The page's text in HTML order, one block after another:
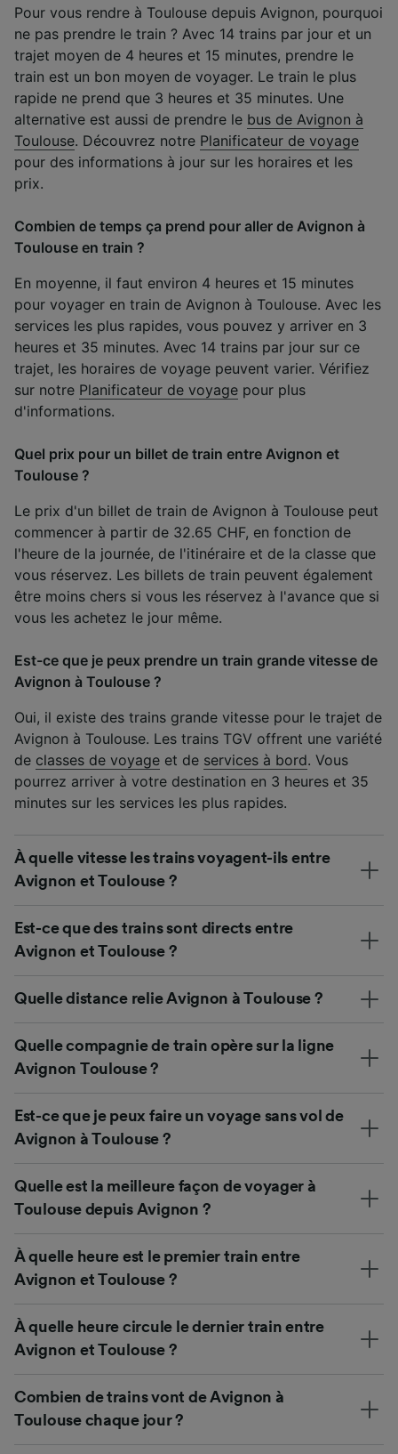
Pour vous rendre à Toulouse depuis Avignon, pourquoi
ne pas prendre le train ? Avec 14 trains par jour et un
trajet moyen de 4 heures et 15 minutes, prendre le
train est un bon moyen de voyager. Le train le plus
rapide ne prend que 3 heures et 35 minutes. Une
alternative est aussi de prendre le bus de Avignon à
Toulouse. Découvrez notre Planificateur de voyage
pour des informations à jour sur les horaires et les
prix.
Combien de temps ça prend pour aller de Avignon à
Toulouse en train ?
En moyenne, il faut environ 4 heures et 15 minutes
pour voyager en train de Avignon à Toulouse. Avec les
services les plus rapides, vous pouvez y arriver en 3
heures et 35 minutes. Avec 14 trains par jour sur ce
trajet, les horaires de voyage peuvent varier. Vérifiez
sur notre Planificateur de voyage pour plus
d'informations.
Quel prix pour un billet de train entre Avignon et
Toulouse ?
Le prix d'un billet de train de Avignon à Toulouse peut
commencer à partir de 32.65 CHF, en fonction de
l'heure de la journée, de l'itinéraire et de la classe que
vous réservez. Les billets de train peuvent également
être moins chers si vous les réservez à l'avance que si
vous les achetez le jour même.
Est-ce que je peux prendre un train grande vitesse de
Avignon à Toulouse ?
Oui, il existe des trains grande vitesse pour le trajet de
Avignon à Toulouse. Les trains TGV offrent une variété
de classes de voyage et de services à bord. Vous
pourrez arriver à votre destination en 3 heures et 35
minutes sur les services les plus rapides.
À quelle vitesse les trains voyagent-ils entre
Avignon et Toulouse ?
Est-ce que des trains sont directs entre
Avignon et Toulouse ?
Quelle distance relie Avignon à Toulouse ?
Quelle compagnie de train opère sur la ligne
Avignon Toulouse ?
Est-ce que je peux faire un voyage sans vol de
Avignon à Toulouse ?
Quelle est la meilleure façon de voyager à
Toulouse depuis Avignon ?
À quelle heure est le premier train entre
Avignon et Toulouse ?
À quelle heure circule le dernier train entre
Avignon et Toulouse ?
Combien de trains vont de Avignon à
Toulouse chaque jour ?